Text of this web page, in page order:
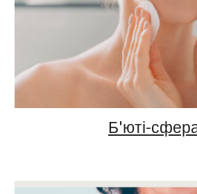
Б'юті-с